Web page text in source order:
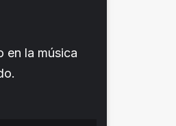
en la música